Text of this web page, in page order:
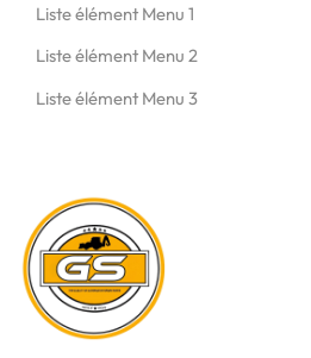
Liste élément Menu 1
Liste élément Menu 2
Liste élément Menu 3